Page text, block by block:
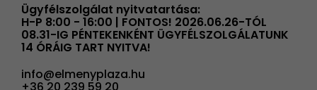
Ügyfélszolgálat nyitvatartása:
H-P 8:00 - 16:00 | FONTOS! 2026.06.26-TÓL
08.31-IG PÉNTEKENKÉNT ÜGYFÉLSZOLGÁLATUNK
14 ÓRÁIG TART NYITVA!
info@elmenyplaza.hu